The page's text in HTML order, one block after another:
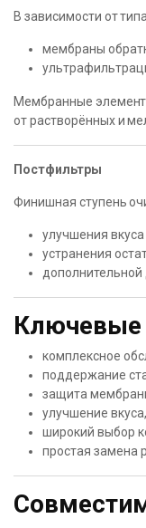
В зависимости от
мембраны
Мембранные
от растворённых и
Постфильтры
Финишная ступень
улучшения
устранения
дополнительной
Ключевые
комплексное
поддержание
защита
улучшение
широкий выбор
простая замена